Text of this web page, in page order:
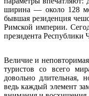
ширина — около 128
бывшая резиденция
Римской империи.
президента Республики
Величие и
туристов со всего
довольно длительная,
ведь каждый элемент